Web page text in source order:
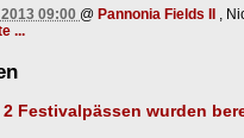
09:00 @ Pannonia Fields II ,
...
2 Festivalpässen wurden